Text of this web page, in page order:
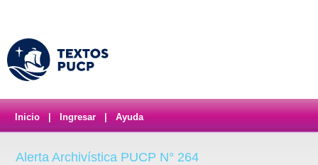
Inicio Ingresar Ayuda
Alerta Archivística PUCP N° 264